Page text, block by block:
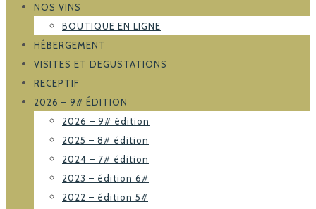
NOS VINS
BOUTIQUE EN LIGNE
HÉBERGEMENT
VISITES ET DEGUSTATIONS
RECEPTIF
2026 – 9# ÉDITION
2026 – 9# édition
2025 – 8# édition
2024 – 7# édition
2023 – édition 6#
2022 – édition 5#